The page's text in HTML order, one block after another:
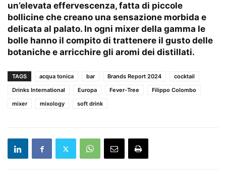
un’elevata effervescenza, fatta di piccole
bollicine che creano una sensazione morbida e
delicata al palato. In ogni mixer della gamma le
bolle hanno il compito di trattenere il gusto delle
botaniche e arricchire gli aromi dei distillati.
TAGS acqua tonica bar Brands Report 2024
cocktail
Drinks International
Europa Fever-Tree
Filippo Colombo
mixer
mixology soft drink